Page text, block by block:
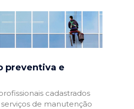
preventiva e
cadastrados
de manutenção